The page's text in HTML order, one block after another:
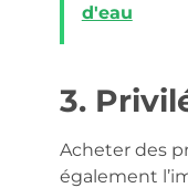
d'eau
3.
Acheter des
également